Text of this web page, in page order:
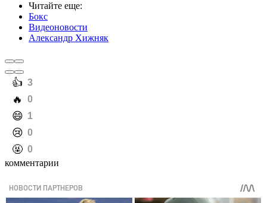
Читайте еще:
Бокс
Видеоновости
Александр Хижняк
️👍 3
️🔥 0
️😄 1
️😢 0
️🤬 0
комментарии